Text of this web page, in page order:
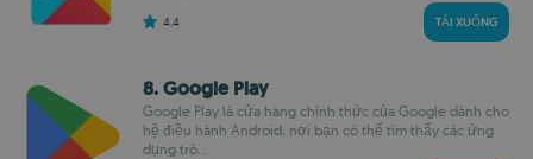
4.4 TẢI XUỐNG
8. Google Play
Google Play là cửa hàng chính thức của Google dành cho
hệ điều hành Android, nơi bạn có thể tìm thấy các ứng
dụng trò...